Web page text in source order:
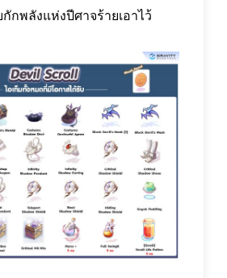
กพลังแห่งปีศาจร้ายเอาไว้